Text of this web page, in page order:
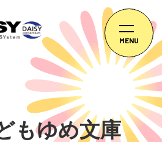
MENU
もゆめ文庫